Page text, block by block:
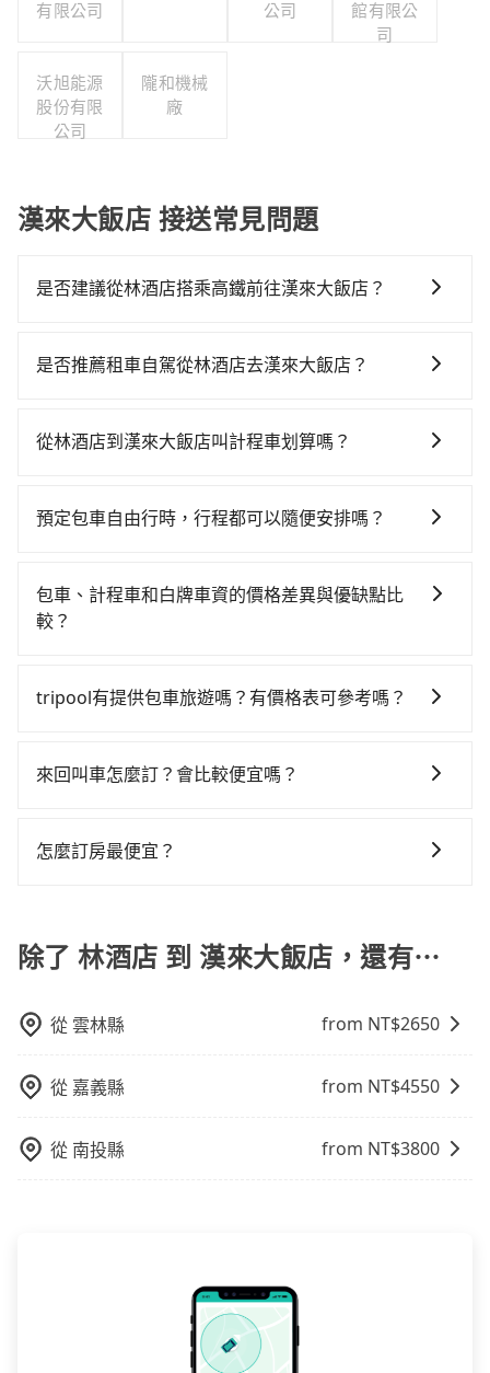
有限公司
公司
館有限公
司
沃旭能源
股份有限
公司
隴和機械
廠
漢來大飯店 接送常見問題
是否建議從林酒店搭乘高鐵前往漢來大飯店？
省時、較貴！從最早06:25一直到23:07，台中-左營一天
元、車程約17分鐘。抵達高鐵站後，步行進站、現場購
價790元，再用10分鐘出站、等待車站前排班的計程
小時8分鐘，假設4位同行，高鐵加轉乘之平均每人花費
為940元。不過，台中市少部分小黃司機不按表收費，看
時2小時14分鐘。長距離移動確實搭乘高鐵可以比坐車快
如果你是三人以下要乘車，也可參考tripool的拼車共乘
是否推薦租車自駕從林酒店去漢來大飯店？
時不需要閉目養神（因為要自己開車），最重要的是你
$115~205承租小轎車，每公里再額外加收$3.2，從林酒
回），雖已將eTag和可能的每小時40元路邊停車費用預
估進去，但額外的汽車保險與可能的罰單都需自付。再
數超過四位，更是沒有較大的七人座或九人座可供選
修理，每一次租車都好像在開樂透一樣。另外，偶爾也
車或者要載其他乘客的人來說就有不小的風險。最後，
從林酒店到漢來大飯店叫計程車划算嗎？
灣大車隊、Uber、Line Taxi、Yoxi等，如果在路邊攔不
看。依照里程跳錶計算，價格約為4,975~6,000元間，但
如改預約tripool可省高達$3,000。台中市有些計程車司
服務品質上，tripool都是你從林酒店到漢來大飯店的最
預定包車自由行時，行程都可以隨便安排嗎？
沒有到達海拔1500公里以上的山區，行程都是可以依照
您的需求安排的。
包車、計程車和白牌車資的價格差異與優缺點比
較？
包車：優點是搭乘舒適可以根據自己的需求安排時間和
車：優點是24小時隨叫隨到，價格按錶計費，但若遇交
性和服務質量無法保障，需要自行承擔風險，遇到狀況
tripool有提供包車旅遊嗎？有價格表可參考嗎？
遊，從單純的單趟接送到算時間的計時包車都有，可彈
算即真實價格，免去來回電話確認。一天包車的價格可
人以上巴士，請來信洽詢。
來回叫車怎麼訂？會比較便宜嗎？
趟車的資訊，所以如果需要來回叫車，請分兩筆訂單預
怎麼訂房最便宜？
地區、價位、人數、特殊需求來搜尋適合的旅店與房
型，更重要的是通常價格是官網的6~8折，如果又有加入
饋或未來換取免費的住房。台灣人常用的線上訂房平台
Expedia.com、Trip.com等。正常來說，線上刷卡付款
完後預定就完成，事先不用電話確認空房，事後也不用
告知付款完畢，一切都能在網路上操作。但有些較冷門
或規模較小的飯店，有可能再多平台同時上架而發生超
得便宜，但缺點就是多數要匯款並再人工確認。假如不
介意多花一點錢省下這些瑣碎的事，台灣本土的AsiaYo
或者國際Airbnb都值得推薦。
除了 林酒店 到 漢來大飯店，還有⋯
從雲林縣 from NT$2650
從 嘉義縣 from NT$4550
從 南投縣 from NT$3800